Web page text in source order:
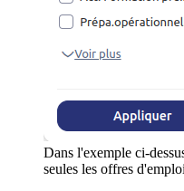
Dans l'exemple ci-
seules les offres